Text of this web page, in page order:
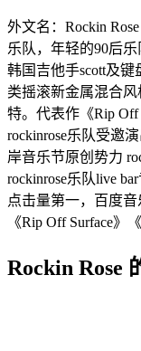
外文名：Rockin
乐队，年轻的90后
韩国吉他手scott及
类摇滚新金属混合
特。代表作《Rip Off
rockinrose乐队受邀
岸音乐节原创势力
rockinrose乐队live
点击量第一，百度音
《Rip Off Surface》
Rockin Rose